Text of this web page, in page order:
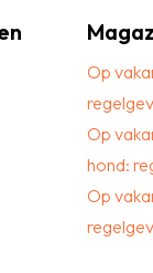
Op
Op
hond:
Op